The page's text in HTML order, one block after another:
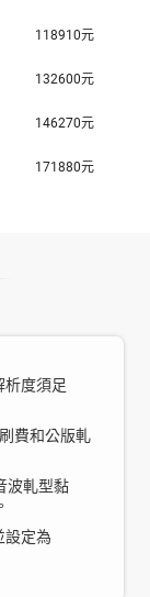
118910元
132600元
146270元
171880元
析度須足
費和公版軋
波軋型黏
設定為